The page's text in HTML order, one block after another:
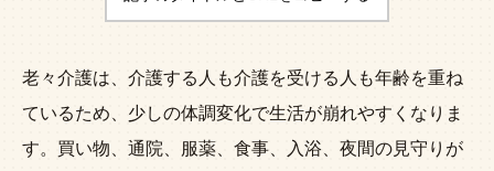
老々介護は、介護する人も介護を受ける人も年齢を重ね
ているため、少しの体調変化で生活が崩れやすくなりま
す。買い物、通院、服薬、食事、入浴、夜間の見守りが